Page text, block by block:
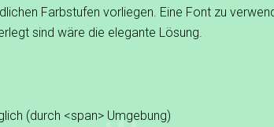
Farbstufen vorliegen. Eine Font zu
sind wäre die elegante Lösung.
(durch <span> Umgebung)